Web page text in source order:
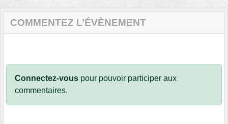
COMMENTEZ L’ÉVÈNEMENT
Connectez-vous pour pouvoir participer aux
commentaires.